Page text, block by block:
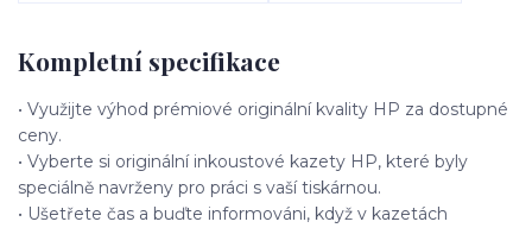
Kompletní specifikace
• Využijte výhod prémiové originální kvality HP za dostupné
ceny.
• Vyberte si originální inkoustové kazety HP, které byly
speciálně navrženy pro práci s vaší tiskárnou.
• Ušetřete čas a buďte informováni, když v kazetách